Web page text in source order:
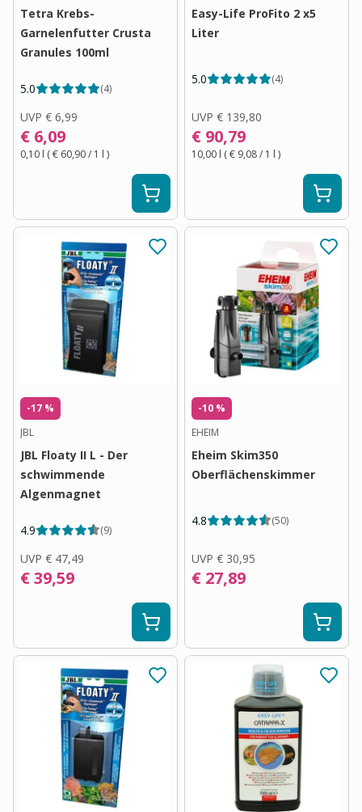
Tetra Krebs-
Garnelenfutter Crusta
Granules 100ml
5.0 (4)
UVP € 6,99
€ 6,09
0,10 l (€ 60,90/ 1 l )
Easy-Life ProFito 2 x5
Liter
5.0 (4)
UVP € 139,80
€ 90,79
10,00 l (€ 9,08/ 1 l )
-17 %
JBL
JBL Floaty II L - Der
schwimmende
Algenmagnet
4.9 (9)
UVP € 47,49
€ 39,59
-10 %
EHEIM
Eheim Skim350
Oberflächenskimmer
4.8 (50)
UVP € 30,95
€ 27,89